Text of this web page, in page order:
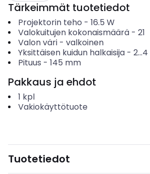
Tärkeimmät tuotetiedot
Projektorin teho - 16.5 W
Valokuitujen kokonaismäärä- 21
Valon väri- valkoinen
Yksittäisen kuidun halkaisija- 2...4
Pituus - 145 mm
Pakkaus ja ehdot
1 kpl
Vakiokäyttötuote
Tuotetiedot